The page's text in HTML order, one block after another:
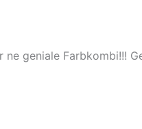
ne geniale Farbkombi!!!